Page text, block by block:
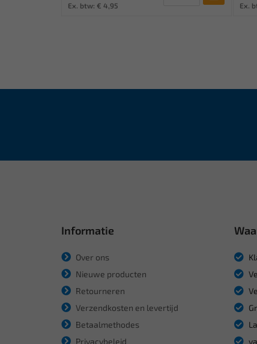
Ex. btw: € 4,95
Ex.
Informatie
Over ons
Nieuwe producten
Retourneren
Verzendkosten en levertijd
Betaalmethodes
Privacybeleid